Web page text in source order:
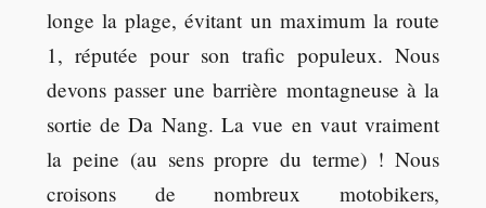
longe la plage, évitant un maximum la route
1, réputée pour son trafic populeux. Nous
devons passer une barrière montagneuse à la
sortie de Da Nang. La vue en vaut vraiment
la peine (au sens propre du terme) ! Nous
croisons de nombreux motobikers,